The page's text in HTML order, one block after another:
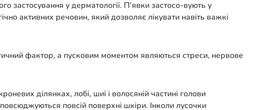
застосування у дерматології. П’явки застосо-вують у
активних речовин, який дозволяє лікувати навіть важкі
фактор, а пусковим моментом являються стреси, нервове
ділянках, лобі, шиї і волосяній частині голови
повсій поверхні шкіри. Інколи лусочки